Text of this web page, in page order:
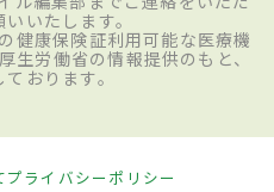
いたします。
健康保険証利用可能な医療機
生労働省の情報提供のもと、
おります。
プライバシーポリシー